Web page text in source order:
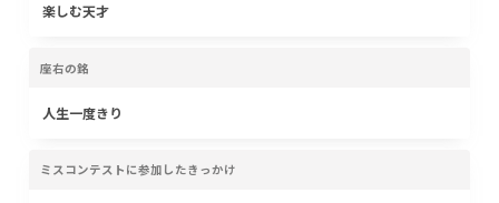
楽しむ天才
座右の銘
人生一度きり
ミスコンテストに参加したきっかけ